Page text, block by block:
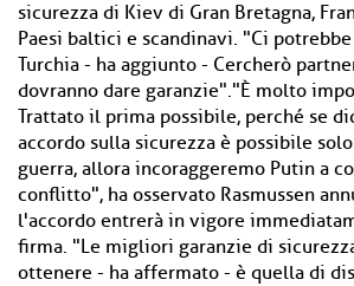
sicurezza di Kiev di Gran Bretagna,
Paesi baltici e scandinavi. "Ci
Turchia - ha aggiunto - Cercherò
dovranno dare garanzie"."È molto
Trattato il prima possibile, perché se
accordo sulla sicurezza è possibile
guerra, allora incoraggeremo Putin a
conflitto", ha osservato Rasmussen
l'accordo entrerà in vigore
firma. "Le migliori garanzie di
ottenere - ha affermato - è quella di